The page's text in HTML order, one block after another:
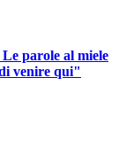
parole al miele
venire qui"